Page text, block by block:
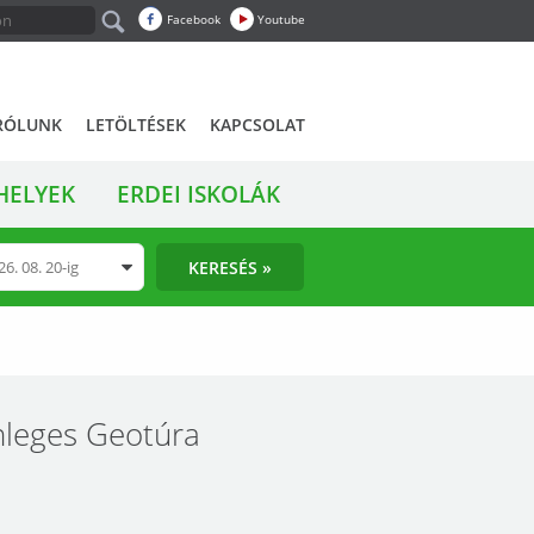
Facebook Youtube
LETÖLTÉSEK KAPCSOLAT
ERDEI ISKOLÁK
KERESÉS »
Geotúra